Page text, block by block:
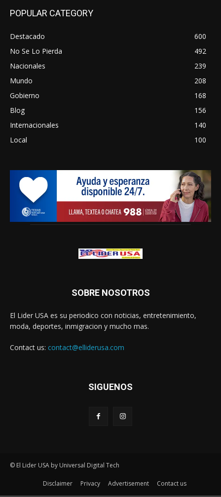
POPULAR CATEGORY
Destacado
600
No Se Lo Pierda
492
Nacionales
239
Mundo
208
Gobierno
168
Blog
156
Internacionales
140
Local
100
SOBRE NOSOTROS
El Lider USA es su periodico con noticias, entretenimiento,
moda, deportes, inmigracion y mucho mas.
Contact us: contact@elliderusa.com
SIGUENOS
© El Lider USA by Universal Digital Tech
Disclaimer Privacy Advertisement Contact us